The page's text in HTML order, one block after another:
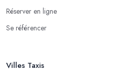
Réserver en ligne
Se référencer
Villes Taxis